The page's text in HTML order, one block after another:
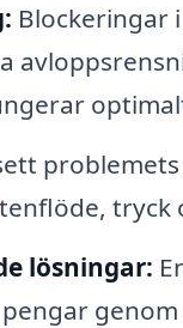
Blockeringar
tryck
lösningar: